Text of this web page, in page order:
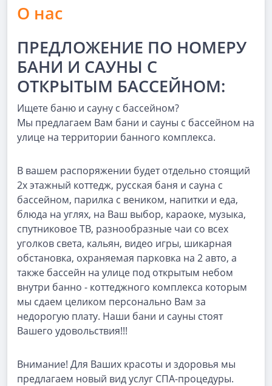
О нас
ПРЕДЛОЖЕНИЕ ПО НОМЕРУ
БАНИ И САУНЫ С
ОТКРЫТЫМ БАССЕЙНОМ:
Ищете баню и сауну с бассейном?
Мы предлагаем Вам бани и сауны с бассейном на
улице на территории банного комплекса.
В вашем распоряжении будет отдельно стоящий
2х этажный коттедж, русская баня и сауна с
бассейном, парилка с веником, напитки и еда,
блюда на углях, на Ваш выбор, караоке, музыка,
спутниковое ТВ, разнообразные чаи со всех
уголков света, кальян, видео игры, шикарная
обстановка, охраняемая парковка на 2 авто, а
также бассейн на улице под открытым небом
внутри банно - коттеджного комплекса которым
мы сдаем целиком персонально Вам за
недорогую плату. Наши бани и сауны стоят
Вашего удовольствия!!!
Внимание! Для Ваших красоты и здоровья мы
предлагаем новый вид услуг СПА-процедуры.